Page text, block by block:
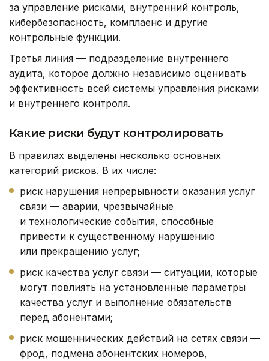
за управление рисками, внутренний контроль,
кибербезопасность, комплаенс и другие
контрольные функции.
Третья линия — подразделение внутреннего
аудита, которое должно независимо оценивать
эффективность всей системы управления рисками
и внутреннего контроля.
Какие риски будут контролировать
В правилах выделены несколько основных
категорий рисков. В их числе:
риск нарушения непрерывности оказания услуг
связи — аварии, чрезвычайные
и технологические события, способные
привести к существенному нарушению
или прекращению услуг;
риск качества услуг связи — ситуации, которые
могут повлиять на установленные параметры
качества услуг и выполнение обязательств
перед абонентами;
риск мошеннических действий на сетях связи —
фрод, подмена абонентских номеров,